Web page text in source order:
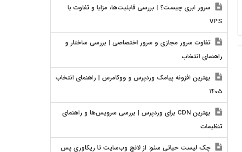
سرور ابری چیست؟ | بررسی قابلیت‌ها، مزایا و تفاوت با
VPS
تفاوت سرور مجازی و سرور اختصاصی | بررسی ساختار و
راهنمای انتخاب
بهترین افزونه پیامک وردپرس و ووکامرس | راهنمای انتخاب
1405
بهترین CDN برای وردپرس | بررسی سرویس‌ها و راهنمای
تنظیمات
چک لیست حیاتی سئو: از لانچ وب‌سایت تا ریکاوری پس